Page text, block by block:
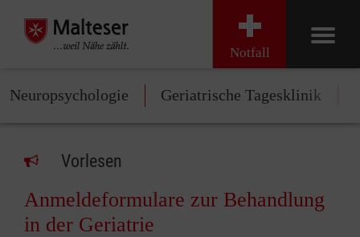
Notfall
Neuropsychologie Geriatrische Tagesklinik
Vorlesen
Anmeldeformulare zur Behandlung
in der Geriatrie